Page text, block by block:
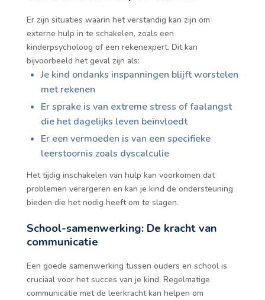
Er zijn situaties waarin het verstandig kan zijn om
externe hulp in te schakelen, zoals een
kinderpsycholoog of een rekenexpert. Dit kan
bijvoorbeeld het geval zijn als:
Je kind ondanks inspanningen blijft worstelen
met rekenen
Er sprake is van extreme stress of faalangst
die het dagelijks leven beïnvloedt
Er een vermoeden is van een specifieke
leerstoornis zoals dyscalculie
Het tijdig inschakelen van hulp kan voorkomen dat
problemen verergeren en kan je kind de ondersteuning
bieden die het nodig heeft om te slagen.
School-samenwerking: De kracht van
communicatie
Een goede samenwerking tussen ouders en school is
cruciaal voor het succes van je kind. Regelmatige
communicatie met de leerkracht kan helpen om